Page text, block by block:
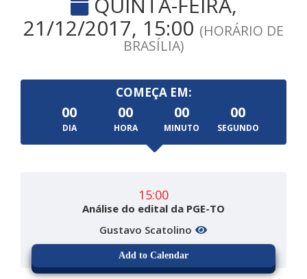
21/12/2017, 15:00 (HORÁRIO DE
BRASÍLIA)
COMEÇA EM:
00
DIA
00
HORA
00
MINUTO
00
SEGUNDO
15:00
Análise do edital da PGE-TO
Gustavo Scatolino
Add to Calendar